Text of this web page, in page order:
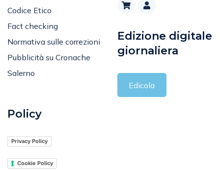
Codice Etico
Fact checking
Normativa sulle correzioni
Pubblicità su Cronache
Salerno
Edizione digitale
giornaliera
Edicola
Policy
Privacy Policy
Cookie Policy